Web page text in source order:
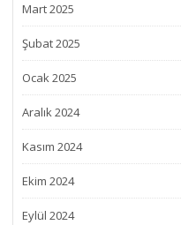
Mart 2025
Şubat 2025
Ocak 2025
Aralık 2024
Kasım 2024
Ekim 2024
Eylül 2024